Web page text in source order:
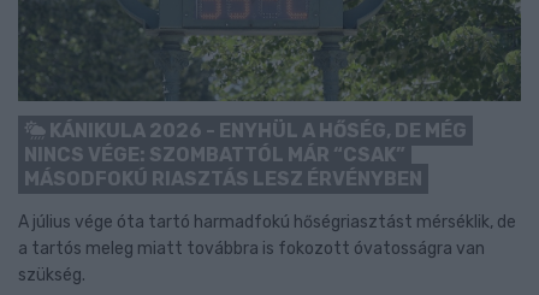
KÁNIKULA 2026 - ENYHÜL A HŐSÉG, DE MÉG
NINCS VÉGE: SZOMBATTÓL MÁR “CSAK”
MÁSODFOKÚ RIASZTÁS LESZ ÉRVÉNYBEN
A július vége óta tartó harmadfokú hőségriasztást mérséklik, de
a tartós meleg miatt továbbra is fokozott óvatosságra van
szükség.